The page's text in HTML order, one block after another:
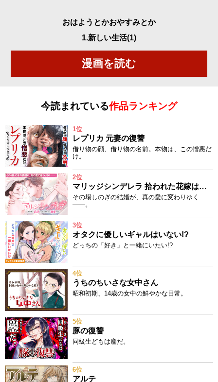
おはようとかおやすみとか
1.新しい生活(1)
漫画を読む
今読まれている作品ランキング
1位
レプリカ 元妻の復讐
借り物の顔、借り物の名前。本物は、この憎悪だ
け。
2位
マリッジシンデレラ 拾われた花嫁は一途な副社長に溺愛される
その場しのぎの結婚が、真の愛に変わりゆく
——。
3位
オタクに優しいギャルはいない!?
どっちの「好き」と一緒にいたい!?
4位
うちのちいさな女中さん
昭和初期、14歳の女中の鮮やかな日常。
5位
豚の復讐
同級生どもは鏖だ。
6位
アルテ